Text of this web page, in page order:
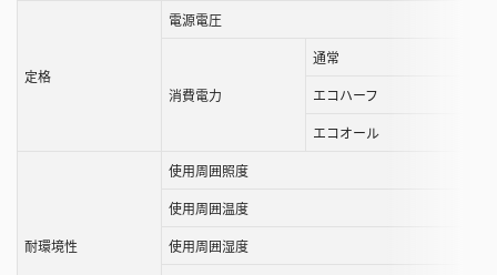
定格
電源電圧
消費電力
通常
エコハーフ
エコオール
耐環境性
使用周囲照度
使用周囲温度
使用周囲湿度